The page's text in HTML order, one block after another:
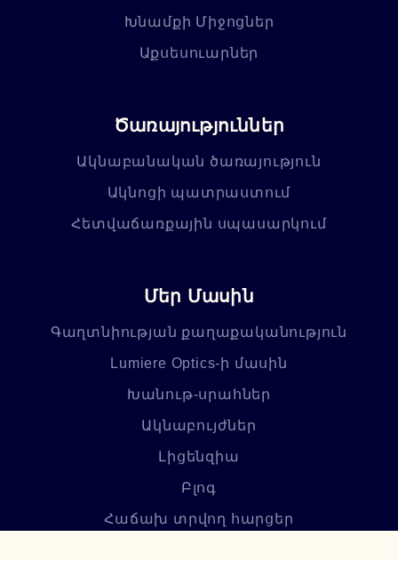
Խնամքի Միջոցներ
Աքսեսուարներ
Ծառայություններ
Ակնաբանական ծառայություն
Ակնոցի պատրաստում
Հետվաճառքային սպասարկում
Մեր Մասին
Գաղտնիության քաղաքականություն
Lumiere Optics-ի մասին
Խանութ-սրահներ
Ակնաբույժներ
Լիցենզիա
Բլոգ
Հաճախ տրվող հարցեր